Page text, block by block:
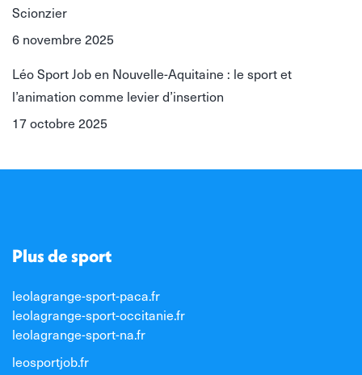
Scionzier
6 novembre 2025
Léo Sport Job en Nouvelle-Aquitaine : le sport et
l’animation comme levier d’insertion
17 octobre 2025
Plus de sport
leolagrange-sport-paca.fr
leolagrange-sport-occitanie.fr
leolagrange-sport-na.fr
leosportjob.fr